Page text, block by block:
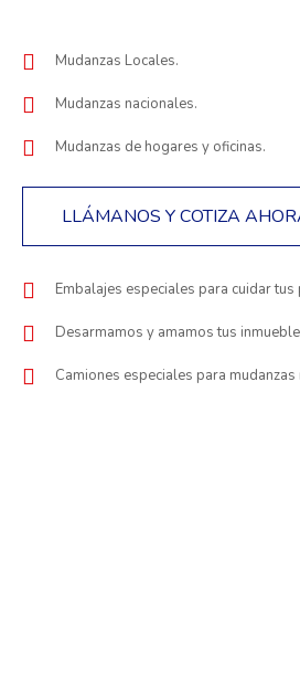
Mudanzas Locales.
Mudanzas nacionales.
Mudanzas de hogares y oficinas.
LLÁMANOS Y COTIZA
Embalajes especiales para cuidar tus
Desarmamos y amamos tus
Camiones especiales para